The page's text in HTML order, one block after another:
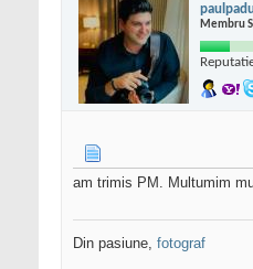
Membru
am trimis PM. Multumim
Din pasiune, fotograf